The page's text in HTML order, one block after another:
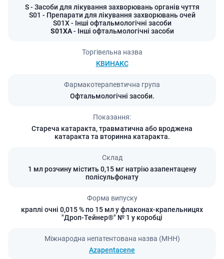
S- Засоби для лікування захворювань органів чуття
S01 - Препарати для лікування захворювань очей
S01X- Інші офтальмологічні засоби
S01XA- Інші офтальмологічні засоби
Торгівельна назва
КВИНАКС
Фармакотерапевтична група
Офтальмологічні засоби.
Показання:
Стареча катаракта, травматична або вроджена
катаракта та вторинна катаракта.
Склад
1 мл розчину містить 0,15 мг натрію азапентацену
полісульфонату
Форма випуску
краплі очні 0,015 % по 15 мл у флаконах-крапельницях
"Дроп-Тейнер®" № 1 у коробці
Міжнародна непатентована назва (МНН)
Azapentacene